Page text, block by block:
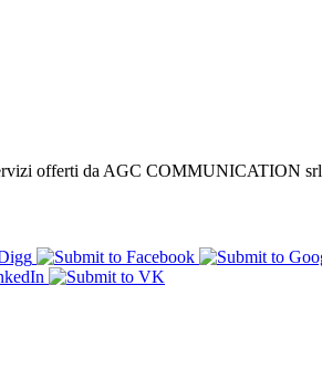
offerti da AGC COMMUNICATION srl